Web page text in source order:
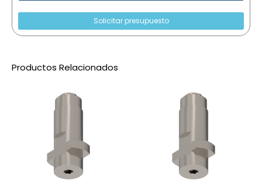
Solicitar presupuesto
Productos Relacionados